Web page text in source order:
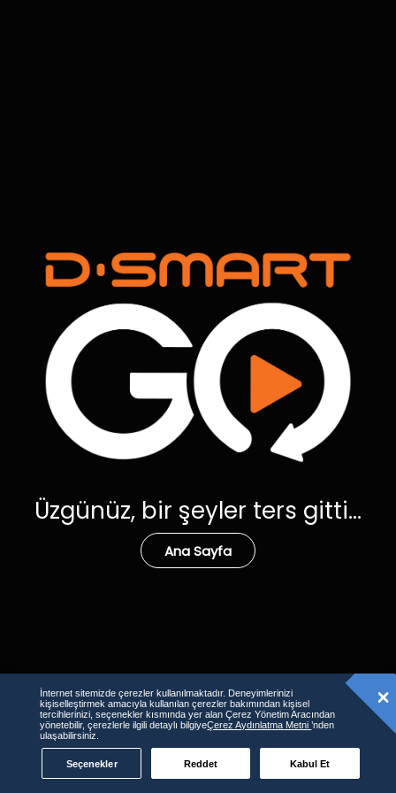
Üzgünüz, bir şeyler ters gitti...
Ana Sayfa
İnternet sitemizde çerezler kullanılmaktadır. Deneyimlerinizi
kişiselleştirmek amacıyla kullanılan çerezler bakımından kişisel
tercihlerinizi, seçenekler kısmında yer alan Çerez Yönetim Aracından
yönetebilir, çerezlerle ilgili detaylı bilgiyeÇerez Aydınlatma Metni’nden
ulaşabilirsiniz.
Seçenekler Reddet Kabul Et